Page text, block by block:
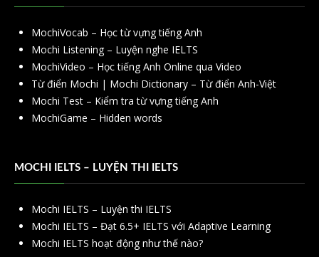
MochiVocab – Học từ vựng tiếng Anh
Mochi Listening – Luyện nghe IELTS
MochiVideo – Học tiếng Anh Online qua Video
Từ điển Mochi | Mochi Dictionary – Từ điển Anh-Việt
Mochi Test – Kiểm tra từ vựng tiếng Anh
MochiGame – Hidden words
MOCHI IELTS – LUYỆN THI IELTS
Mochi IELTS – Luyện thi IELTS
Mochi IELTS – Đạt 6.5+ IELTS với Adaptive Learning
Mochi IELTS hoạt động như thế nào?